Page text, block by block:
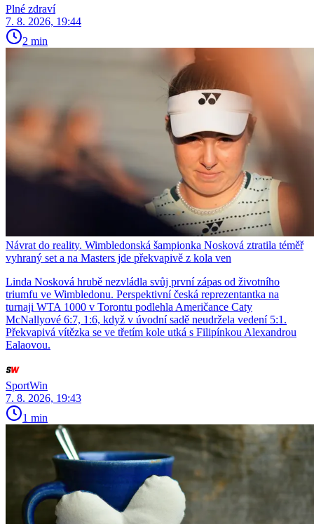
Plné zdraví
7. 8. 2026, 19:44
2 min
Návrat do reality. Wimbledonská šampionka Nosková ztratila téměř
vyhraný set a na Masters jde překvapivě z kola ven
Linda Nosková hrubě nezvládla svůj první zápas od životního
triumfu ve Wimbledonu. Perspektivní česká reprezentantka na
turnaji WTA 1000 v Torontu podlehla Američance Caty
McNallyové 6:7, 1:6, když v úvodní sadě neudržela vedení 5:1.
Překvapivá vítězka se ve třetím kole utká s Filipínkou Alexandrou
Ealaovou.
SportWin
7. 8. 2026, 19:43
1 min